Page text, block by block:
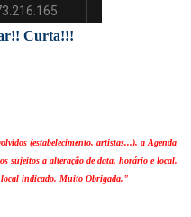
Curta!!!
(estabelecimento, artistas...), a Agenda
sujeitos a alteração de data, horário e local.
indicado. Muito Obrigada."